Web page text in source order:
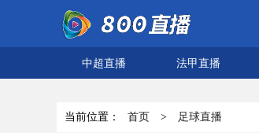
中超直播 法甲直播
当前位置： 首页 > 足球直播